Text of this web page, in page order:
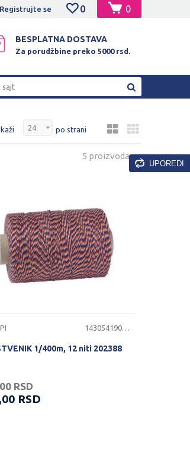
KARTICAMA! 0
0
Registrujte se
BESPLATNA DOSTAVA
Za porudžbine preko 5000 rsd.
sajt
UPOREDI
po strani
5 proizvoda
1430541900030
1/400m, 12 niti 202388
RSD
RSD